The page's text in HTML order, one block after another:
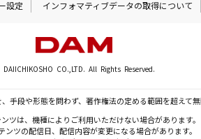
設定 インフォマティブデータの取得について
CO.,LTD. All Rights Reserved.
手段や形態を問わず、著作権法の定める範囲を超えて
ツは、機種によりご利用いただけない場合があります。
ンツの配信日、配信内容が変更になる場合があります。